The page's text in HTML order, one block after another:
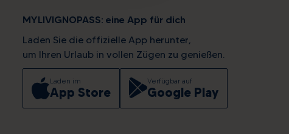
MYLIVIGNOPASS: eine App für dich
Laden Sie die offizielle App herunter,
um Ihren Urlaub in vollen Zügen zu genießen.
Laden im
App Store
Verfügbar auf
Google Play